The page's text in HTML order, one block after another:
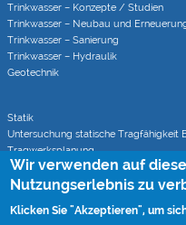
Trinkwasser – Konzepte / Studien
Trinkwasser – Neubau und
Trinkwasser – Sanierung
Trinkwasser – Hydraulik
Geotechnik
Statik
Untersuchung statische Tragfähigkeit
Tragwerksplanung
Statische Berechnungen bei
Rohrvortrieb
Wir verwenden auf
Nutzungserlebnis zu
Klicken Sie "Akzeptieren", um